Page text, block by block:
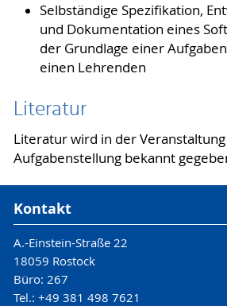
Selbständige Spezifikation,
und Dokumentation eines
der Grundlage einer
einen Lehrenden
Literatur
Literatur wird in der
Aufgabenstellung bekannt
Kontakt
A.-Einstein-Straße 22
18059 Rostock
Büro: 267
Tel.: +49 381 498 7621